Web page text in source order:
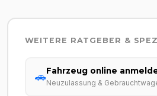
WEITERE RATGEBER &
🚗Fahrzeug online
Neuzulassung &